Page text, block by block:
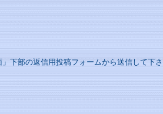
下部の返信用投稿フォームから送信して下さ